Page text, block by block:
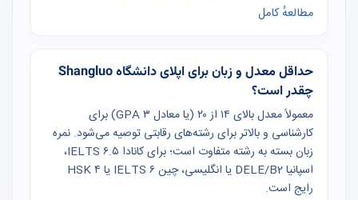
مطالعهٔ کامل
حداقل معدل و زبان برای اپلای دانشگاه Shangluo
چقدر است؟
معمولاً معدل بالای ۱۴ از ۲۰ (یا معادل GPA ۳) برای
کارشناسی و بالاتر برای رشته‌های رقابتی توصیه می‌شود. نمره
زبان بسته به رشته متفاوت است؛ برای کانادا IELTS ۶.۵،
اسپانیا DELE/B2 یا انگلیسی، چین IELTS ۶ یا HSK ۴
رایج است.